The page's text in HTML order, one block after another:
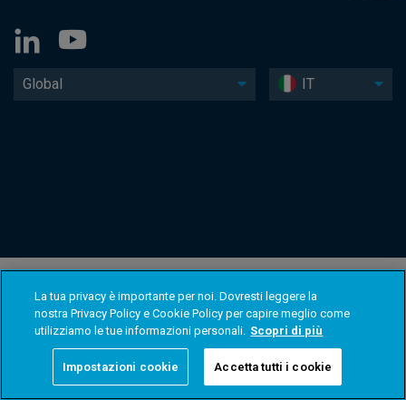
Global IT
La tua privacy è importante per noi. Dovresti leggere la
nostra Privacy Policy e Cookie Policy per capire meglio come
utilizziamo le tue informazioni personali. Scopri di più
Impostazioni cookie Accetta tutti i cookie